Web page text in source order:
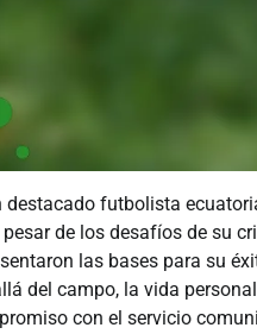
destacado futbolista
de los desafíos de su
las bases para su
del campo, la vida
con el servicio